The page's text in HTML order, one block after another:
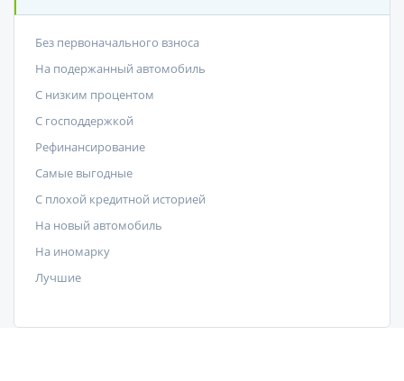
Без первоначального взноса
На подержанный автомобиль
С низким процентом
C господдержкой
Рефинансирование
Самые выгодные
С плохой кредитной историей
На новый автомобиль
На иномарку
Лучшие